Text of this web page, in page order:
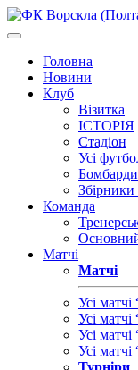
Головна
Новини
Клуб
Візитка
ІСТОРІЯ
Стадіон
Усі
Команда
Матчі
Матчі
Усі
Усі
Усі
Усі
Турніри